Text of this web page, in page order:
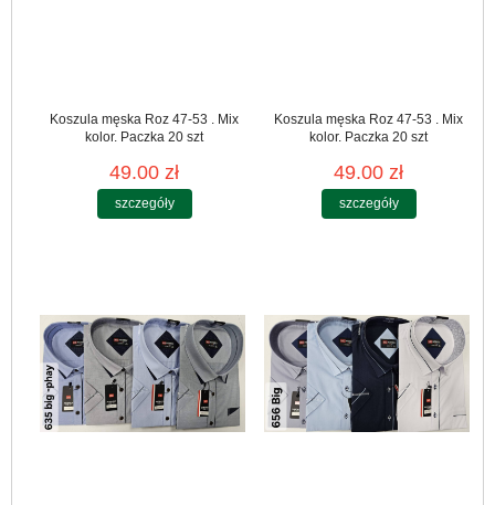
Koszula męska Roz 47-53 . Mix
kolor. Paczka 20 szt
49.00 zł
szczegóły
Koszula męska Roz 47-53 . Mix
kolor. Paczka 20 szt
49.00 zł
szczegóły